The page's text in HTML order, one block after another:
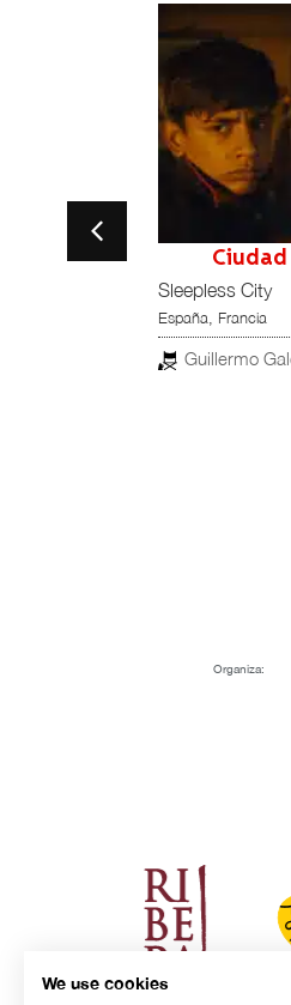
Sleepless City
España, Francia
Guillermo
Organiza:
We use cookies